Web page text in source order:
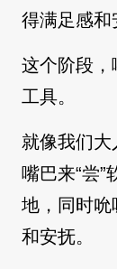
得满足感和
这个阶段，
工具。
就像我们大
嘴巴来“尝
地，同时吮
和安抚。